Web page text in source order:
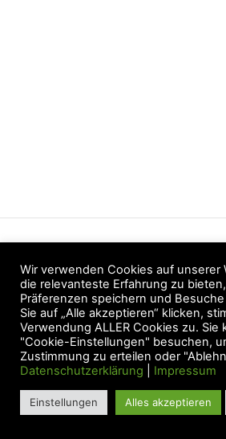
AGB
Widerruf
Zahlung &
Impressum
©2021 Katja Löffler | Folge mir
Wir verwenden Cookies auf unserer
die relevanteste Erfahrung zu
Präferenzen speichern und
Sie auf „Alle akzeptieren“ klicken,
Verwendung ALLER Cookies zu. Sie
"Cookie-Einstellungen" besuchen,
Zustimmung zu erteilen oder
Datenschutzerklärung
Impressum
Einstellungen Alles akzeptieren